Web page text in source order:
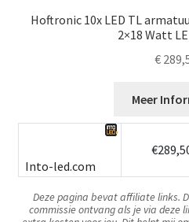
Hoftronic 10x LED TL
2×18 Watt
€
Meer
Into-led.com
Deze pagina bevat affiliate links.
commissie ontvang als je via deze